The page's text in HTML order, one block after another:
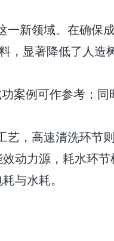
一新领域。在确保
，显著降低了人造
案例可作参考；同
艺，高速清洗环节
动力源，耗水环
与水耗。